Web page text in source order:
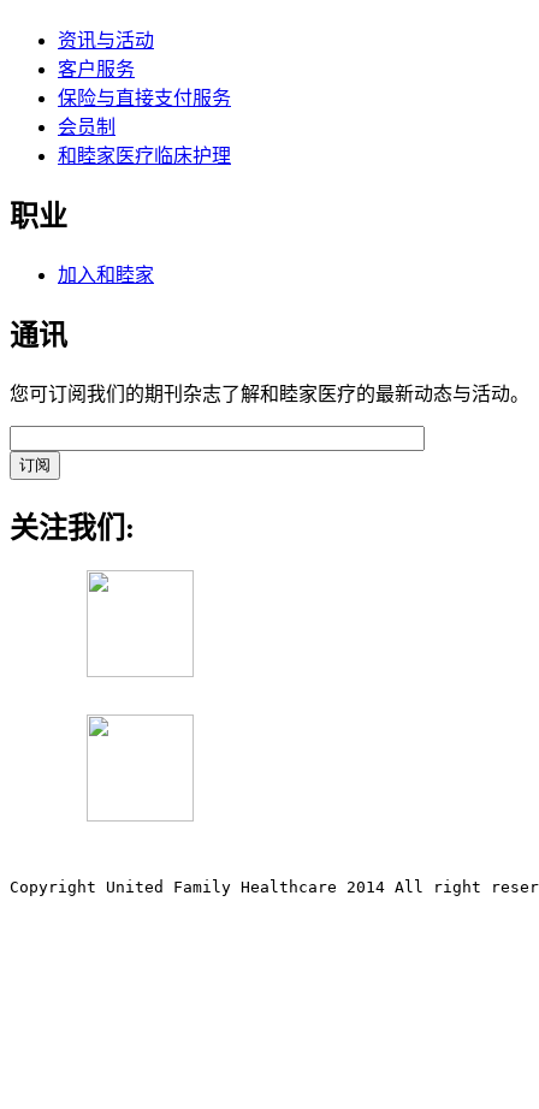
资讯与活动
客户服务
保险与直接支付服务
会员制
和睦家医疗临床护理
职业
加入和睦家
通讯
您可订阅我们的期刊杂志了解和睦家医疗的最新动态与活动。
关注我们:
Copyright United Family Healthcare 2014 All right